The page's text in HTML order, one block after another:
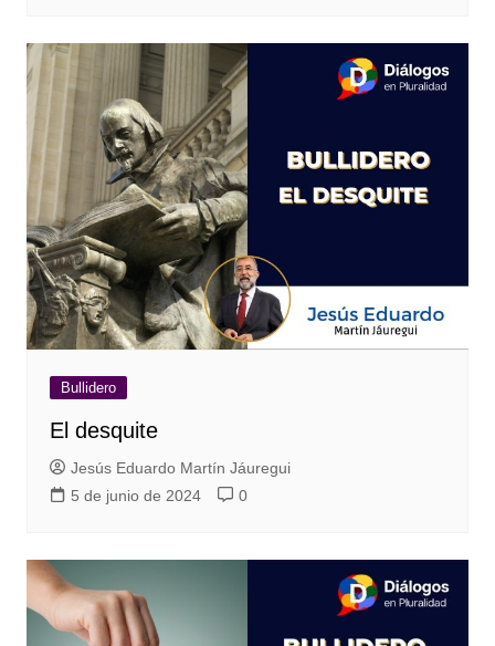
Bullidero
El desquite
Jesús Eduardo Martín Jáuregui
5 de junio de 2024
0